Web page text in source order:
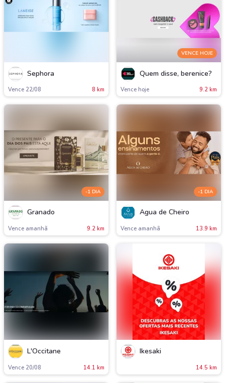
Sephora
Vence 22/08 8 km
VENCE HOJE
Quem disse, berenice?
Vence hoje 9.2 km
-1 DIA
Granado
Vence amanh 9.2 km
-1 DIA
Água de Cheiro
Vence amanh 13.9 km
L'Occitane
Vence 20/08 14.1 km
Ikesaki
14.5 km